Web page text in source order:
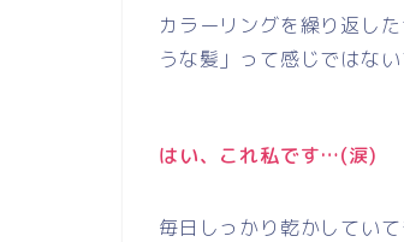
カラーリングを繰り返し
うな髪」って感じではない
はい、これ私です…(涙)
毎日しっかり乾かしていて